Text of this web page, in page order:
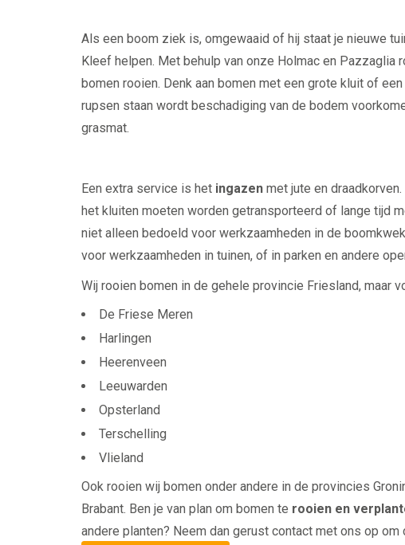
Als een boom ziek is, omgewaaid of hij staat je nieuwe
Kleef helpen. Met behulp van onze Holmac en
bomen rooien. Denk aan bomen met een grote kluit of
rupsen staan wordt beschadiging van de bodem
grasmat.
Een extra service is het ingazen met jute en
het kluiten moeten worden getransporteerd of lange tijd
niet alleen bedoeld voor werkzaamheden in de
voor werkzaamheden in tuinen, of in parken en andere
Wij rooien bomen in de gehele provincie Friesland, maar
De Friese Meren
Harlingen
Heerenveen
Leeuwarden
Opsterland
Terschelling
Vlieland
Ook rooien wij bomen onder andere in de provincies
Brabant. Ben je van plan om bomen te rooien en
andere planten? Neem dan gerust contact met ons op